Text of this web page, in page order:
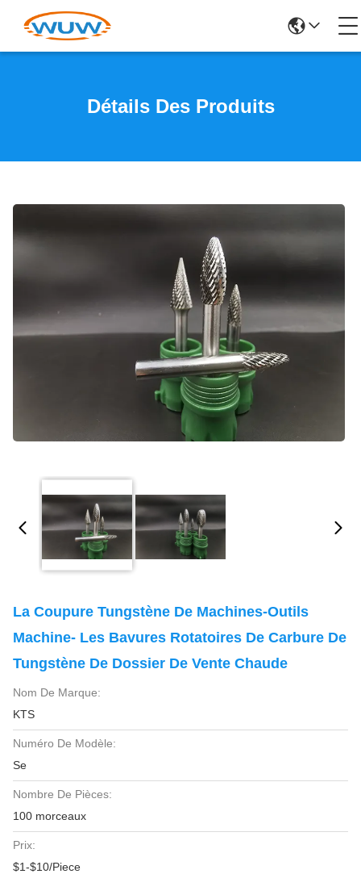
Détails Des Produits
La Coupure Tungstène De Machines-Outils
Machine- Les Bavures Rotatoires De Carbure De
Tungstène De Dossier De Vente Chaude
Nom De Marque:
KTS
Numéro De Modèle:
Se
Nombre De Pièces:
100 morceaux
Prix:
$1-$10/Piece